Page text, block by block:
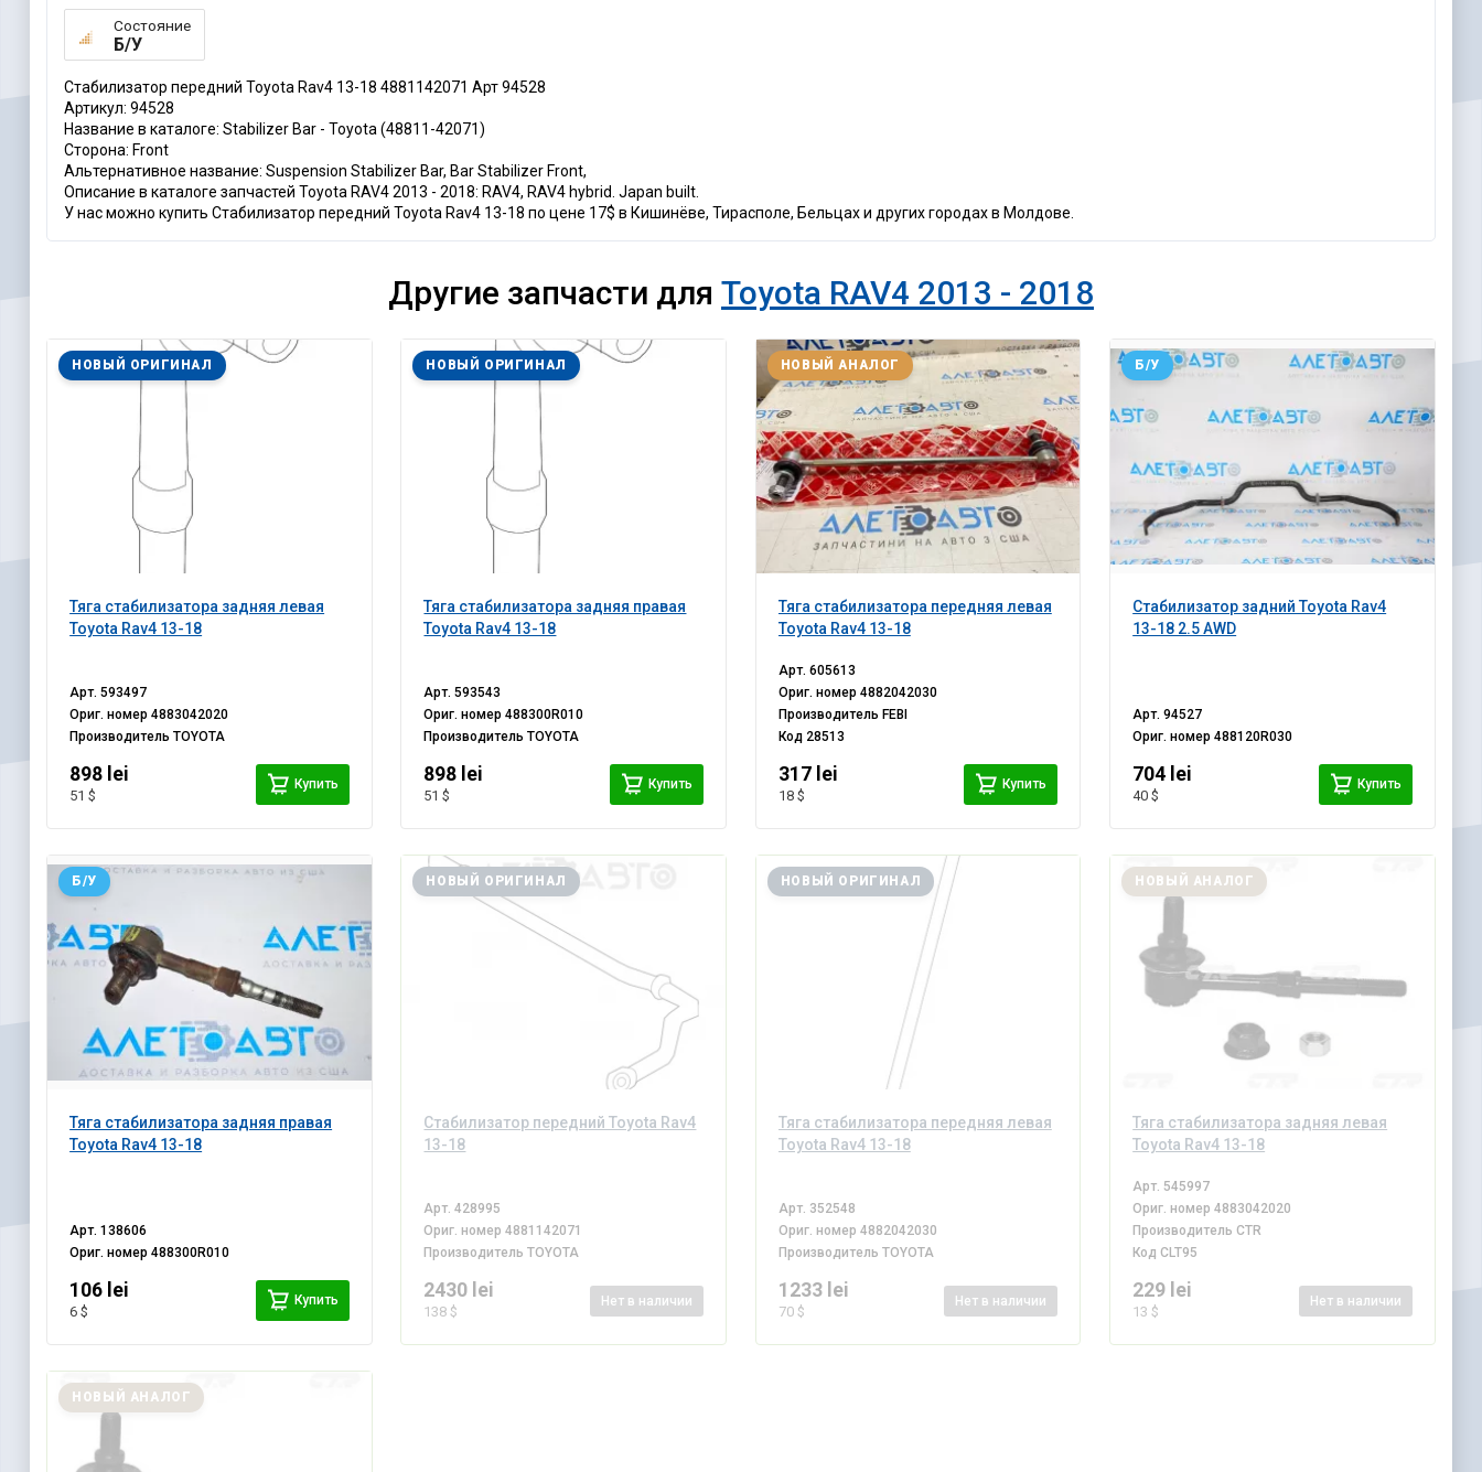
Состояние
Б/У
Стабилизатор передний Toyota Rav4 13-18 4881142071 Арт 94528
Артикул: 94528
Название в каталоге: Stabilizer Bar - Toyota (48811-42071)
Сторона: Front
Альтернативное название: Suspension Stabilizer Bar, Bar Stabilizer Front,
Описание в каталоге запчастей Toyota RAV4 2013 - 2018: RAV4, RAV4 hybrid. Japan built.
У нас можно купить Стабилизатор передний Toyota Rav4 13-18 по цене 17$ в Кишинёве, Тирасполе, Бельцах и других городах в Молдове.
Другие запчасти для Toyota RAV4 2013 - 2018
Тяга стабилизатора задняя левая
Toyota Rav4 13-18
НОВЫЙ ОРИГИНАЛ
Арт.593497
Ориг. номер4883042020
ПроизводительTOYOTA
898 lei
51 $
Купить
Тяга стабилизатора задняя правая
Toyota Rav4 13-18
НОВЫЙ ОРИГИНАЛ
Арт.593543
Ориг. номер488300R010
ПроизводительTOYOTA
898 lei
51 $
Купить
Тяга стабилизатора передняя левая
Toyota Rav4 13-18
НОВЫЙ АНАЛОГ
Арт. 605613
Ориг. номер 4882042030
Производитель FEBI
Код 28513
317 lei
18 $
Купить
Стабилизатор задний Toyota Rav4
13-18 2.5 AWD
Б/У
Арт.94527
Ориг. номер488120R030
704 lei
40 $
Купить
Тяга стабилизатора задняя правая
Toyota Rav4 13-18
Б/У
Арт.138606
Ориг. номер488300R010
106 lei
6 $
Купить
Стабилизатор передний Toyota Rav4
13-18
НОВЫЙ ОРИГИНАЛ
Арт.428995
Ориг. номер4881142071
ПроизводительTOYOTA
2430 lei
138 $
Нет в наличии
Тяга стабилизатора передняя левая
Toyota Rav4 13-18
НОВЫЙ ОРИГИНАЛ
Арт. 352548
Ориг. номер 4882042030
Производитель TOYOTA
1233 lei
70 $
Нет в наличии
Тяга стабилизатора задняя левая
Toyota Rav4 13-18
НОВЫЙ АНАЛОГ
Арт. 545997
Ориг. номер4883042020
Производитель CTR
Код CLT95
229 lei
13 $
Нет в наличии
НОВЫЙ АНАЛОГ